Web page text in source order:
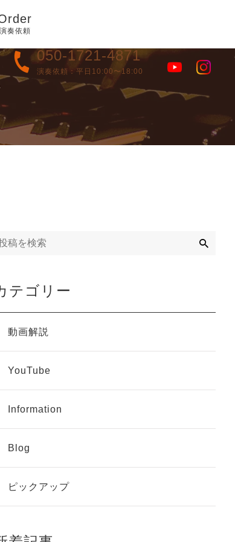
演奏依頼
050-1721-4871
演奏依頼：平日10:00〜18:00
テゴリー
動画解説
YouTube
Information
Blog
ピックアップ